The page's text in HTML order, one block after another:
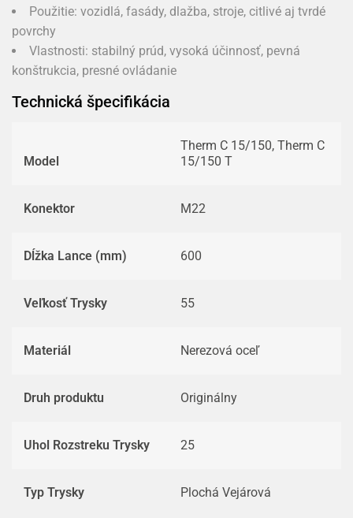
Použitie: vozidlá, fasády, dlažba, stroje, citlivé aj tvrdé
povrchy
Vlastnosti: stabilný prúd, vysoká účinnosť, pevná
konštrukcia, presné ovládanie
Technická špecifikácia
Model
Therm C 15/150, Therm C
15/150 T
Konektor M22
Dĺžka Lance (mm) 600
Veľkosť Trysky 55
Materiál Nerezová oceľ
Druh produktu Originálny
Uhol Rozstreku Trysky 25
Typ Trysky Plochá Vejárová